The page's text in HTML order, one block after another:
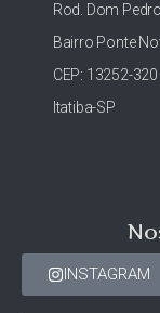
Rod. Dom
Bairro Ponte
CEP: 13252-320
Itatiba-SP
INSTAGRAM